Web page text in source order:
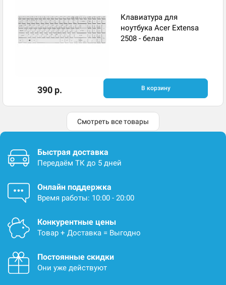
Клавиатура для
ноутбука Acer Extensa
2508 - белая
390 р. В корзину
Смотреть все товары
Быстрая доставка
Передаём ТК до 5 дней
Онлайн поддержка
Время работы: 10:00 - 20:00
Конкурентные цены
Товар + Доставка = Выгодно
Постоянные скидки
Они уже действуют